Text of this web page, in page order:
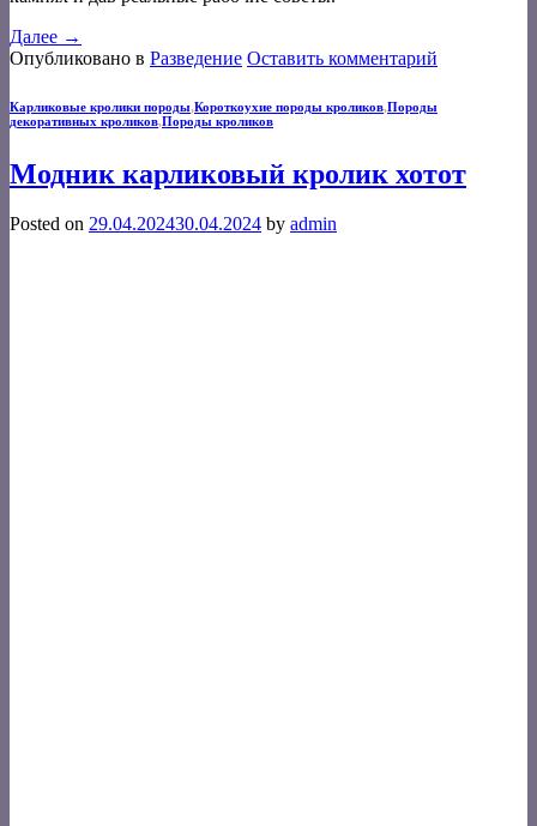
Далее →
Опубликовано в Разведение Оставить комментарий
Карликовые кролики породы,Короткоухие породы кроликов,Породы
декоративных кроликов,Породы кроликов
Модник карликовый кролик хотот
Posted on 29.04.202430.04.2024 by admin